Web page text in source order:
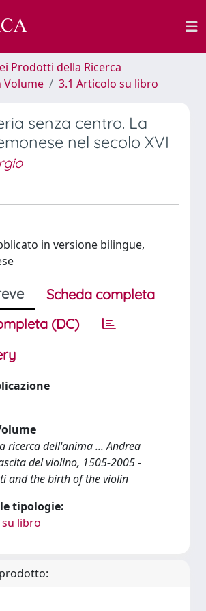
Prodotti della Ricerca
Volume
3.1 Articolo su libro
senza centro. La
nel secolo XVI
in versione bilingue,
Scheda completa
(DC)
ricerca dell'anima ... Andrea
del violino, 1505-2005 -
and the birth of the violin
tipologie:
libro